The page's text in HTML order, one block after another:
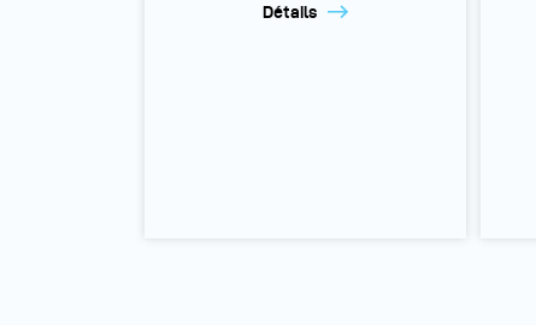
Détails